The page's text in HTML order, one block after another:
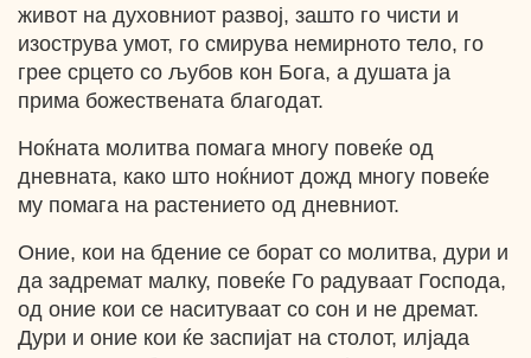
живот на духовниот развој, зашто го чисти и
изострува умот, го смирува немирното тело, го
грее срцето со љубов кон Бога, а душата ја
прима божествената благодат.
Ноќната молитва помага многу повеќе од
дневната, како што ноќниот дожд многу повеќе
му помага на растението од дневниот.
Оние, кои на бдение се борат со молитва, дури и
да задремат малку, повеќе Го радуваат Господа,
од оние кои се наситуваат со сон и не дремат.
Дури и оние кои ќе заспијат на столот, илјада